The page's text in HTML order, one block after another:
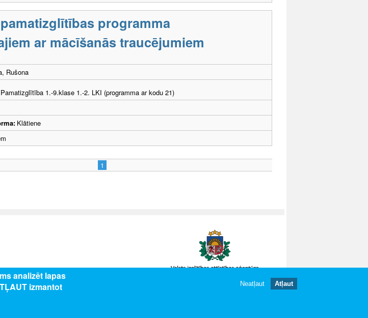
programma
ar mācīšanās traucējumiem
Rušona
Pamatizglītība 1.-9.klase 1.-2. LKI (programma ar kodu 21)
Klātiene
1
analizēt lapas
izmantot
Neatļaut Atļaut